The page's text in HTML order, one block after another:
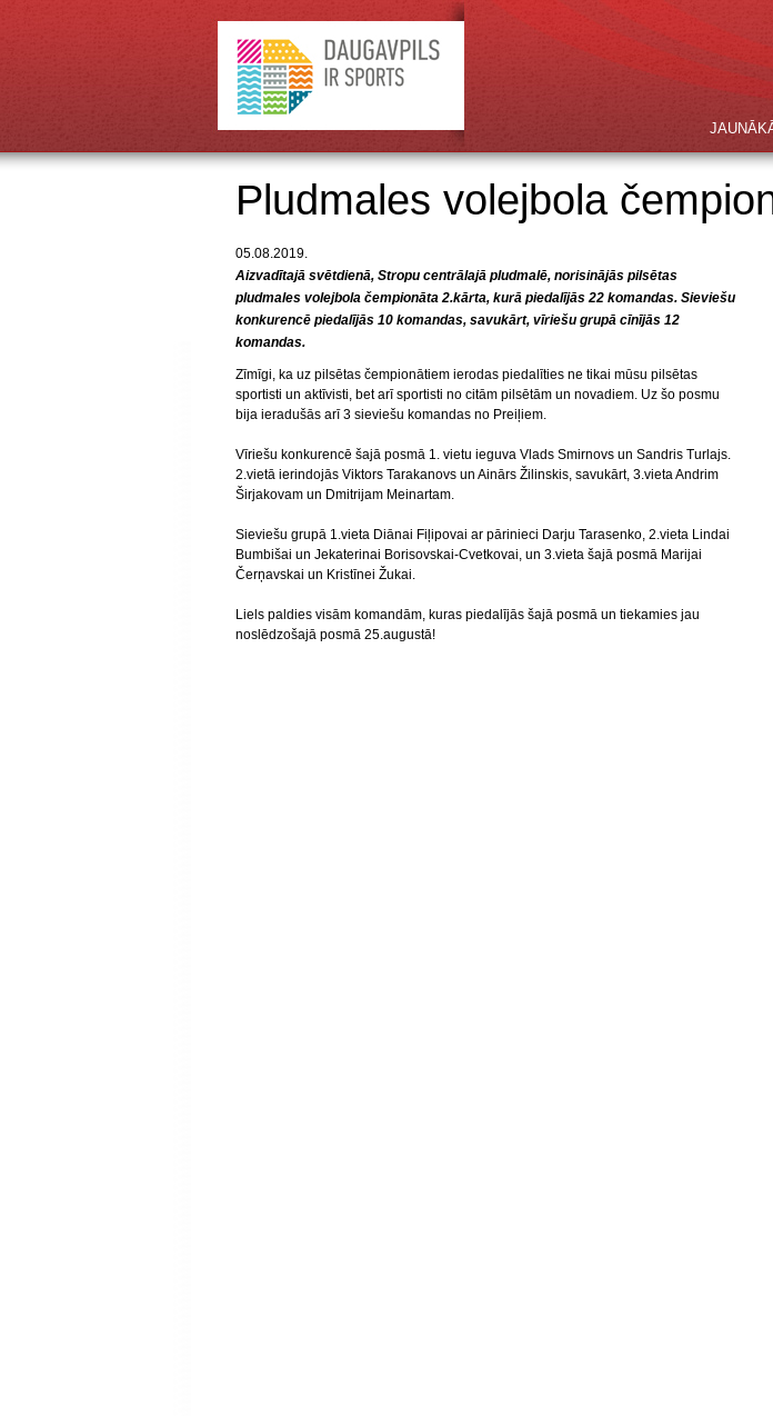
Pludmales volejbola
05.08.2019.
Aizvadītajā svētdienā, Stropu centrālajā pludmalē, norisinājās pilsētas
pludmales volejbola čempionāta 2.kārta, kurā piedalījās 22 komandas. Sieviešu
konkurencē piedalījās 10 komandas, savukārt, vīriešu grupā cīnījās 12
komandas.
Zīmīgi, ka uz pilsētas čempionātiem ierodas piedalīties ne tikai mūsu pilsētas
sportisti un aktīvisti, bet arī sportisti no citām pilsētām un novadiem. Uz šo posmu
bija ieradušās arī 3 sieviešu komandas no Preiļiem.
Vīriešu konkurencē šajā posmā 1. vietu ieguva Vlads Smirnovs un Sandris Turlajs.
2.vietā ierindojās Viktors Tarakanovs un Ainārs Žilinskis, savukārt, 3.vieta Andrim
Širjakovam un Dmitrijam Meinartam.
Sieviešu grupā 1.vieta Diānai Fiļipovai ar pārinieci Darju Tarasenko, 2.vieta Lindai
Bumbišai un Jekaterinai Borisovskai-Cvetkovai, un 3.vieta šajā posmā Marijai
Čerņavskai un Kristīnei Žukai.
Liels paldies visām komandām, kuras piedalījās šajā posmā un tiekamies jau
noslēdzošajā posmā 25.augustā!